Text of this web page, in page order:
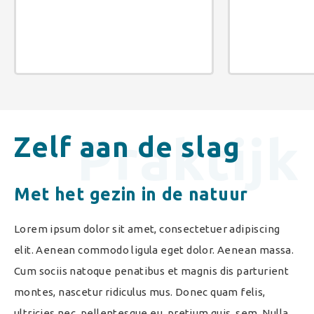
Zelf aan de slag
Praktijk
Met het gezin in de natuur
Lorem ipsum dolor sit amet, consectetuer adipiscing
elit. Aenean commodo ligula eget dolor. Aenean massa.
Cum sociis natoque penatibus et magnis dis parturient
montes, nascetur ridiculus mus. Donec quam felis,